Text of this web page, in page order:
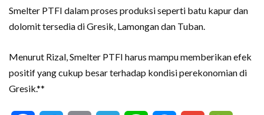
Smelter PTFI dalam proses produksi seperti batu kapur dan
dolomit tersedia di Gresik, Lamongan dan Tuban.
Menurut Rizal, Smelter PTFI harus mampu memberikan efek
positif yang cukup besar terhadap kondisi perekonomian di
Gresik.**